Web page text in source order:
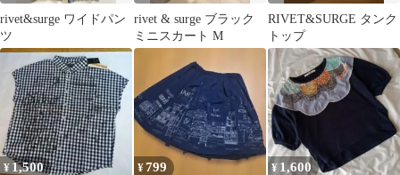
rivet&surge ワイドパン
ツ
rivet & surge ブラック
ミニスカート M
RIVET&SURGE タンク
トップ
¥ 1,500 ¥799 ¥ 1,600